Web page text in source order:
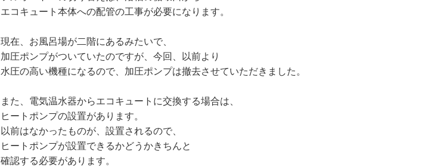
エコキュート本体への配管の工事が必要になります。
現在、お風呂場が二階にあるみたいで、
加圧ポンプがついていたのですが、今回、以前より
水圧の高い機種になるので、加圧ポンプは撤去させていただきました。
また、電気温水器からエコキュートに交換する場合は、
ヒートポンプの設置があります。
以前はなかったものが、設置されるので、
ヒートポンプが設置できるかどうかきちんと
確認する必要があります。